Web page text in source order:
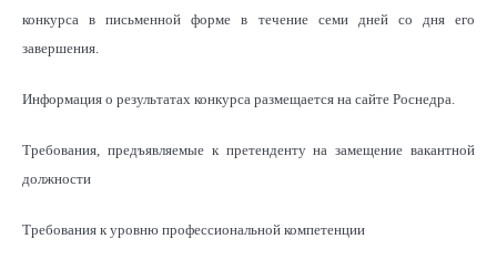
конкурса в письменной форме в течение семи дней со дня его
завершения.
Информация о результатах конкурса размещается на сайте Роснедра.
Требования, предъявляемые к претенденту на замещение вакантной
должности
Требования к уровню профессиональной компетенции